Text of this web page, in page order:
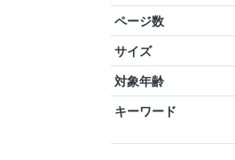
ページ数
サイズ
対象年齢
キーワード